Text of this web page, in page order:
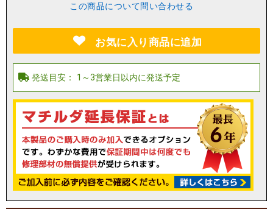
この商品について問い合わせる
お気に入り商品に追加